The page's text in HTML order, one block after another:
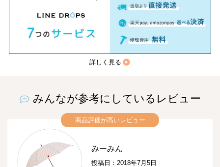
詳しく見る
みんなが参考にしているレビュー
商品評価が高いレビュー
みーみん
投稿日：2018年7月5日